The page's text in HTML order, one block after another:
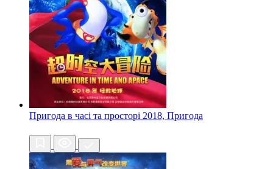
Пригода в часі та просторі 2018, Пригода